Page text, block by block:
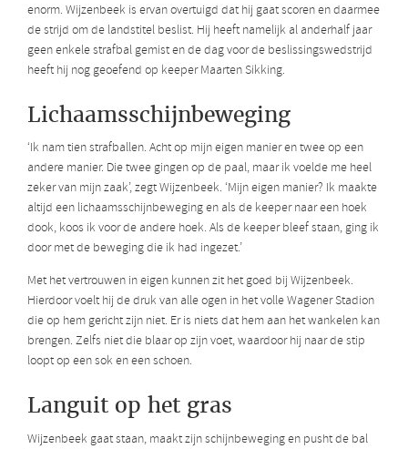
enorm. Wijzenbeek is ervan overtuigd dat hij gaat scoren en daarmee
de strijd om de landstitel beslist. Hij heeft namelijk al anderhalf jaar
geen enkele strafbal gemist en de dag voor de beslissingswedstrijd
heeft hij nog geoefend op keeper Maarten Sikking.
Lichaamsschijnbeweging
‘Ik nam tien strafballen. Acht op mijn eigen manier en twee op een
andere manier. Die twee gingen op de paal, maar ik voelde me heel
zeker van mijn zaak’, zegt Wijzenbeek. ‘Mijn eigen manier? Ik maakte
altijd een lichaamsschijnbeweging en als de keeper naar een hoek
dook, koos ik voor de andere hoek. Als de keeper bleef staan, ging ik
door met de beweging die ik had ingezet.’
Met het vertrouwen in eigen kunnen zit het goed bij Wijzenbeek.
Hierdoor voelt hij de druk van alle ogen in het volle Wagener Stadion
die op hem gericht zijn niet. Er is niets dat hem aan het wankelen kan
brengen. Zelfs niet die blaar op zijn voet, waardoor hij naar de stip
loopt op een sok en een schoen.
Languit op het gras
Wijzenbeek gaat staan, maakt zijn schijnbeweging en pusht de bal